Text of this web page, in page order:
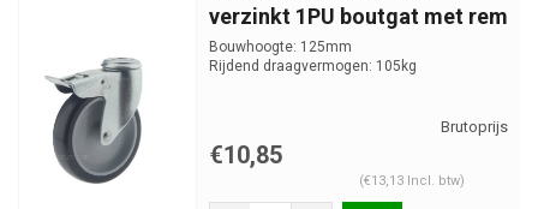
verzinkt 1PU boutgat met rem
Bouwhoogte: 125mm
Rijdend draagvermogen: 105kg
€10,85
(€13,13 Incl. btw)